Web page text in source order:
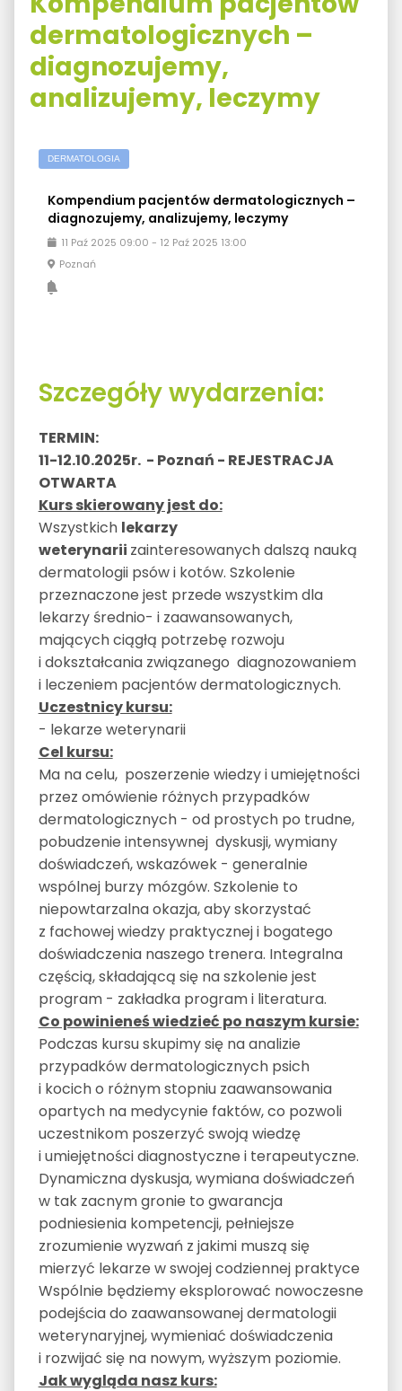
dermatologicznych –
diagnozujemy,
analizujemy, leczymy
DERMATOLOGIA
Kompendium pacjentów dermatologicznych –
diagnozujemy, analizujemy, leczymy
11 Paź 2025 09:00 - 12 Paź 2025 13:00
Poznań
Szczegóły wydarzenia:
TERMIN:
11-12.10.2025r. - Poznań - REJESTRACJA
OTWARTA
Kurs skierowany jest do:
Wszystkich lekarzy
weterynarii zainteresowanych dalszą nauką
dermatologii psów i kotów. Szkolenie
przeznaczone jest przede wszystkim dla
lekarzy średnio- i zaawansowanych,
mających ciągłą potrzebę rozwoju
i dokształcania związanego diagnozowaniem
i leczeniem pacjentów dermatologicznych.
Uczestnicy kursu:
- lekarze weterynarii
Cel kursu:
Ma na celu, poszerzenie wiedzy i umiejętności
przez omówienie różnych przypadków
dermatologicznych - od prostych po trudne,
pobudzenie intensywnej dyskusji, wymiany
doświadczeń, wskazówek - generalnie
wspólnej burzy mózgów. Szkolenie to
niepowtarzalna okazja, aby skorzystać
z fachowej wiedzy praktycznej i bogatego
doświadczenia naszego trenera. Integralna
częścią, składającą się na szkolenie jest
program - zakładka program i literatura.
Co powinieneś wiedzieć po naszym kursie:
Podczas kursu skupimy się na analizie
przypadków dermatologicznych psich
i kocich o różnym stopniu zaawansowania
opartych na medycynie faktów, co pozwoli
uczestnikom poszerzyć swoją wiedzę
i umiejętności diagnostyczne i terapeutyczne.
Dynamiczna dyskusja, wymiana doświadczeń
w tak zacnym gronie to gwarancja
podniesienia kompetencji, pełniejsze
zrozumienie wyzwań z jakimi muszą się
mierzyć lekarze w swojej codziennej praktyce
Wspólnie będziemy eksplorować nowoczesne
podejścia do zaawansowanej dermatologii
weterynaryjnej, wymieniać doświadczenia
i rozwijać się na nowym, wyższym poziomie.
Jak wygląda nasz kurs: